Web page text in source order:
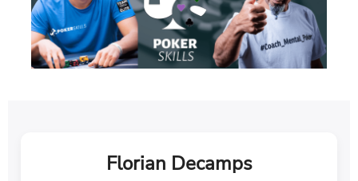
Florian Decamps